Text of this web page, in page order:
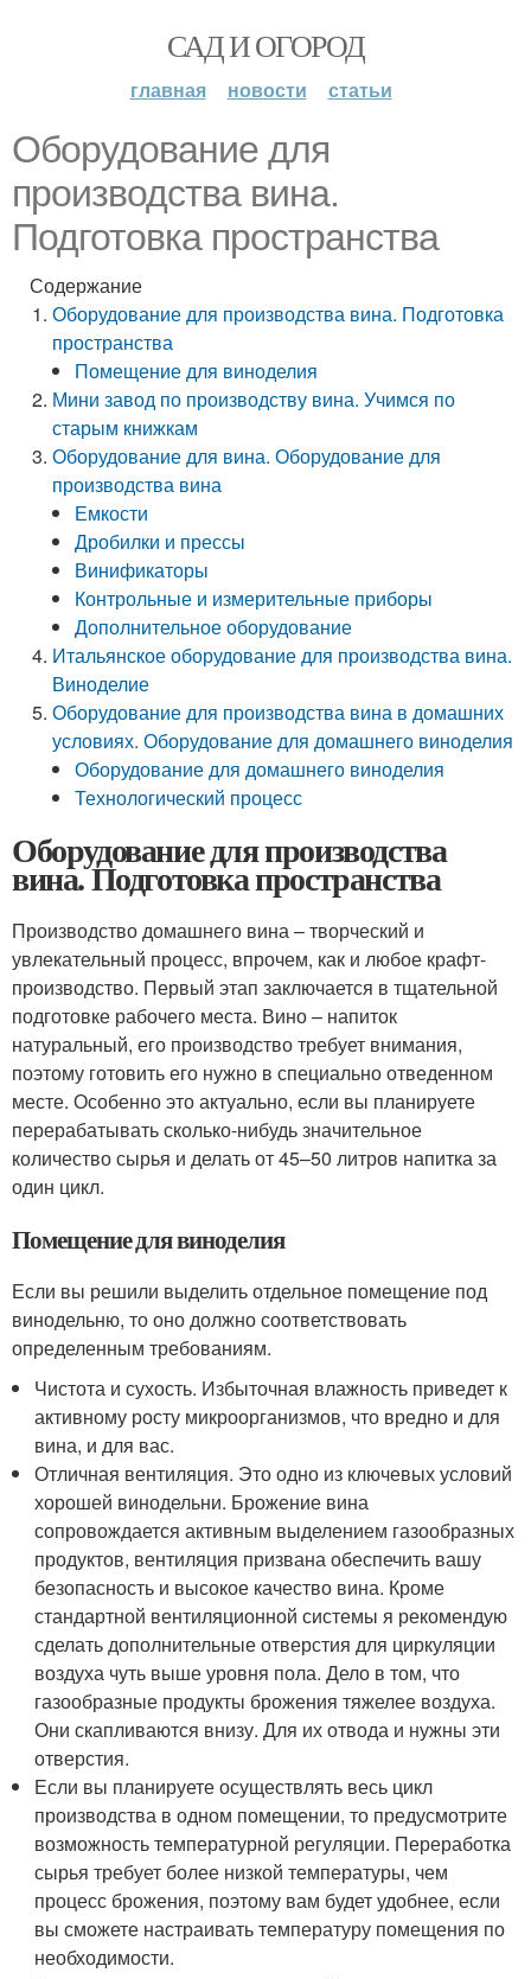
САД И ОГОРОД
главная новости статьи
Оборудование для
производства вина.
Подготовка пространства
Содержание
Оборудование для производства вина. Подготовка
пространства
Помещение для виноделия
Мини завод по производству вина. Учимся по
старым книжкам
Оборудование для вина. Оборудование для
производства вина
Емкости
Дробилки и прессы
Винификаторы
Контрольные и измерительные приборы
Дополнительное оборудование
Итальянское оборудование для производства вина.
Виноделие
Оборудование для производства вина в домашних
условиях. Оборудование для домашнего виноделия
Оборудование для домашнего виноделия
Технологический процесс
Оборудование для производства
вина. Подготовка пространства
Производство домашнего вина – творческий и
увлекательный процесс, впрочем, как и любое крафт-
производство. Первый этап заключается в тщательной
подготовке рабочего места. Вино – напиток
натуральный, его производство требует внимания,
поэтому готовить его нужно в специально отведенном
месте. Особенно это актуально, если вы планируете
перерабатывать сколько-нибудь значительное
количество сырья и делать от 45–50 литров напитка за
один цикл.
Помещение для виноделия
Если вы решили выделить отдельное помещение под
винодельню, то оно должно соответствовать
определенным требованиям.
Чистота и сухость. Избыточная влажность приведет к
активному росту микроорганизмов, что вредно и для
вина, и для вас.
Отличная вентиляция. Это одно из ключевых условий
хорошей винодельни. Брожение вина
сопровождается активным выделением газообразных
продуктов, вентиляция призвана обеспечить вашу
безопасность и высокое качество вина. Кроме
стандартной вентиляционной системы я рекомендую
сделать дополнительные отверстия для циркуляции
воздуха чуть выше уровня пола. Дело в том, что
газообразные продукты брожения тяжелее воздуха.
Они скапливаются внизу. Для их отвода и нужны эти
отверстия.
Если вы планируете осуществлять весь цикл
производства в одном помещении, то предусмотрите
возможность температурной регуляции. Переработка
сырья требует более низкой температуры, чем
процесс брожения, поэтому вам будет удобнее, если
вы сможете настраивать температуру помещения по
необходимости.